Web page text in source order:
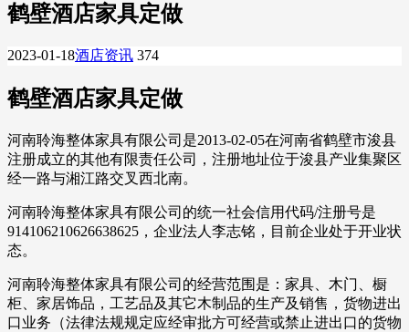
鹤壁酒店家具定做
2023-01-18酒店资讯 374
鹤壁酒店家具定做
河南聆海整体家具有限公司是2013-02-05在河南省鹤壁市浚县
注册成立的其他有限责任公司，注册地址位于浚县产业集聚区
经一路与湘江路交叉西北南。
河南聆海整体家具有限公司的统一社会信用代码/注册号是
914106210626638625，企业法人李志铭，目前企业处于开业状
态。
河南聆海整体家具有限公司的经营范围是：家具、木门、橱
柜、家居饰品，工艺品及其它木制品的生产及销售，货物进出
口业务（法律法规规定应经审批方可经营或禁止进出口的货物